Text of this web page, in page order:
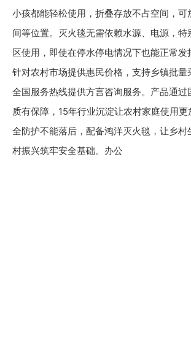
小孩都能轻松使用，折叠存放不占空间，可
间等位置。灭火毯无需依赖水源、电源，
区使用，即使在停水停电情况下也能正常
针对农村市场提供惠民价格，支持乡镇批量
全国服务热线提供方言咨询服务。产品通过
质有保障，15年行业沉淀让农村家庭使用
全防护不能落后，配备鸿洋灭火毯，让乡村
村振兴筑牢安全基础。办公